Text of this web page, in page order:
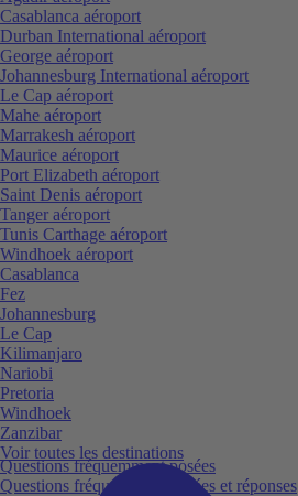
Questions fréquemment posées
Questions fréquemment posées et réponses
Casablanca aéroport
Durban International aéroport
George aéroport
Johannesburg International aéroport
Le Cap aéroport
Mahe aéroport
Marrakesh aéroport
Maurice aéroport
Port Elizabeth aéroport
Saint Denis aéroport
Tanger aéroport
Tunis Carthage aéroport
Windhoek aéroport
Casablanca
Fez
Johannesburg
Le Cap
Kilimanjaro
Nariobi
Pretoria
Windhoek
Zanzibar
Voir toutes les destinations